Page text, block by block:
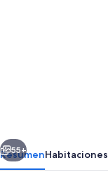
Siguiente
55+
ResumenHabitaciones